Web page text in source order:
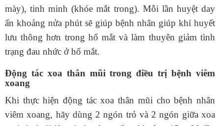
mày), tinh minh (khóe mắt trong). Mỗi lần huyệt day
ấn khoảng nửa phút sẽ giúp bệnh nhân giúp khí huyết
lưu thông hơn trong hố mắt và làm thuyên giảm tình
trạng đau nhức ở hố mắt.
Động tác xoa thân mũi trong điều trị bệnh viêm
xoang
Khi thực hiện động tác xoa thân mũi cho bệnh nhân
viêm xoang, hãy dùng 2 ngón trỏ và 2 ngón giữa xoa